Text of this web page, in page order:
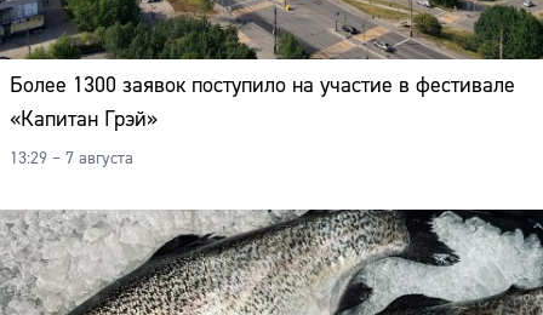
Более 1300 заявок поступило на участие в фестивале
«Капитан Грэй»
13:29 – 7 августа